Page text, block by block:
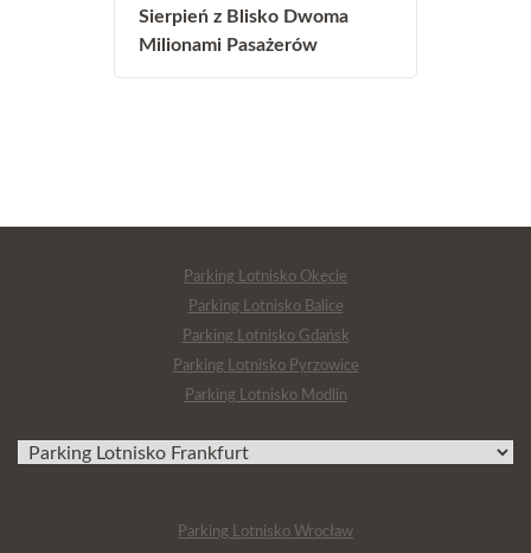
Sierpień z Blisko Dwoma
Milionami Pasażerów
Parking Lotnisko Okęcie
Parking Lotnisko Balice
Parking Lotnisko Gdańsk
Parking Lotnisko Pyrzowice
Parking Lotnisko Modlin
Parking Lotnisko Wrocław